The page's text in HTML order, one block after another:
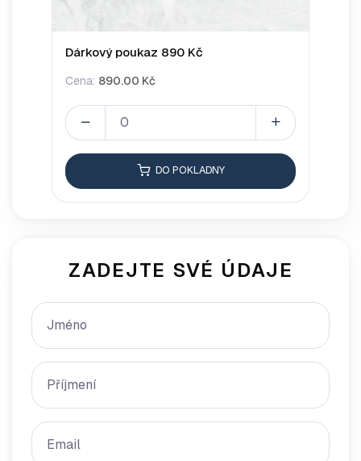
Dárkový poukaz 890 Kč
Cena: 890.00 Kč
DO POKLADNY
ZADEJTE SVÉ ÚDAJE
Jméno
Příjmení
Email